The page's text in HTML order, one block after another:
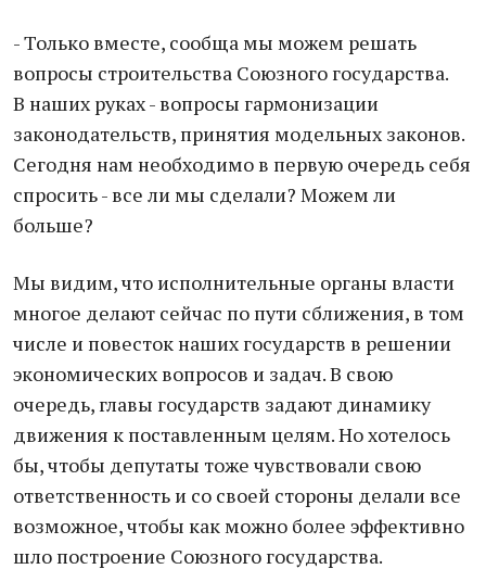
- Только вместе, сообща мы можем решать
вопросы строительства Союзного государства.
В наших руках - вопросы гармонизации
законодательств, принятия модельных законов.
Сегодня нам необходимо в первую очередь себя
спросить - все ли мы сделали? Можем ли
больше?
Мы видим, что исполнительные органы власти
многое делают сейчас по пути сближения, в том
числе и повесток наших государств в решении
экономических вопросов и задач. В свою
очередь, главы государств задают динамику
движения к поставленным целям. Но хотелось
бы, чтобы депутаты тоже чувствовали свою
ответственность и со своей стороны делали все
возможное, чтобы как можно более эффективно
шло построение Союзного государства.